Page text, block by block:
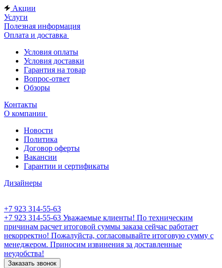
Акции
Услуги
Полезная информация
Оплата и доставка
Условия оплаты
Условия доставки
Гарантия на товар
Вопрос-ответ
Обзоры
Контакты
О компании
Новости
Политика
Договор оферты
Вакансии
Гарантии и сертификаты
Дизайнеры
+7 923 314-55-63
+7 923 314-55-63 Уважаемые клиенты! По техническим
причинам расчет итоговой суммы заказа сейчас работает
некорректно! Пожалуйста, согласовывайте итоговую сумму с
менеджером. Приносим извинения за доставленные
неудобства!
Заказать звонок